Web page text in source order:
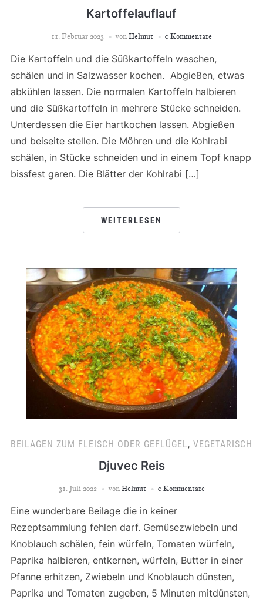
Kartoffelauflauf
11. Februar 2023 von Helmut 0 Kommentare
Die Kartoffeln und die Süßkartoffeln waschen,
schälen und in Salzwasser kochen. Abgießen, etwas
abkühlen lassen. Die normalen Kartoffeln halbieren
und die Süßkartoffeln in mehrere Stücke schneiden.
Unterdessen die Eier hartkochen lassen. Abgießen
und beiseite stellen. Die Möhren und die Kohlrabi
schälen, in Stücke schneiden und in einem Topf knapp
bissfest garen. Die Blätter der Kohlrabi […]
WEITERLESEN
BEILAGEN ZUM FLEISCH ODER GEFLÜGEL, VEGETARISCH
Djuvec Reis
31. Juli 2022 von Helmut 0 Kommentare
Eine wunderbare Beilage die in keiner
Rezeptsammlung fehlen darf. Gemüsezwiebeln und
Knoblauch schälen, fein würfeln, Tomaten würfeln,
Paprika halbieren, entkernen, würfeln, Butter in einer
Pfanne erhitzen, Zwiebeln und Knoblauch dünsten,
Paprika und Tomaten zugeben, 5 Minuten mitdünsten,